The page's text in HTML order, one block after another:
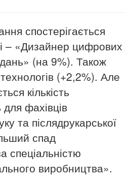
спостерігається
– «Дизайнер цифрових
(на 9%). Також
(+2,2%). Але
кількість
фахівців
та післядрукарської
спад
спеціальністю
виробництва».